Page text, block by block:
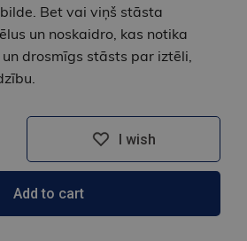
Bet vai viņš stāsta
un noskaidro, kas notika
drosmīgs stāsts par iztēli,
I wish
Add to cart